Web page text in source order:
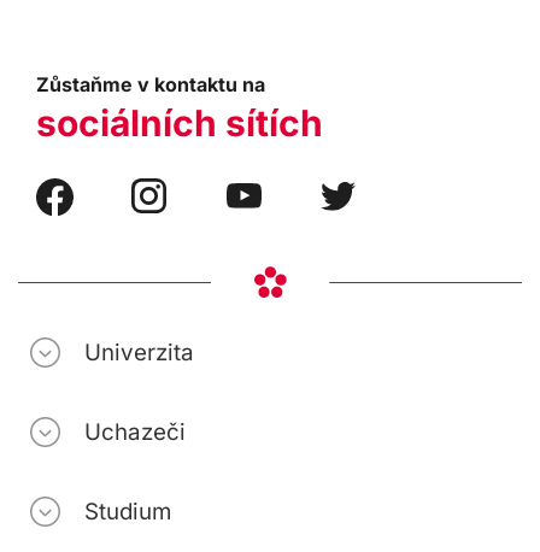
Zůstaňme v kontaktu na
sociálních sítích
Univerzita
Uchazeči
Studium